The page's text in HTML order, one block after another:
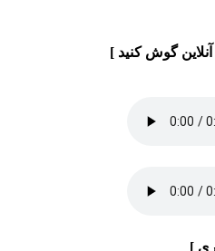
آنلاین گوش کنید ]
]